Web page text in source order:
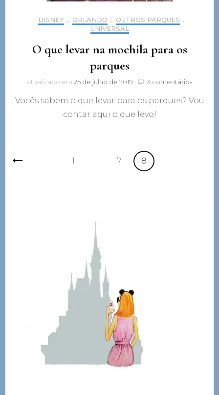
DISNEY , ORLANDO , OUTROS PARQUES ,
UNIVERSAL
O que levar na mochila para os
parques
atualizado em 25 de julho de 2019 3 comentáriosem
que
Vocês sabem o que levar para os parques? Vou
contar aqui o que levo!
NavegaçãoPágina
1 Página
7 Página
8